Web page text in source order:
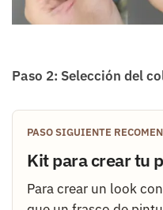
Paso 2: Selección del
PASO SIGUIENTE
Kit para crear tu
Para crear un look